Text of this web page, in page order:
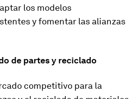
los modelos
y fomentar las alianzas
de partes y reciclado
competitivo para la